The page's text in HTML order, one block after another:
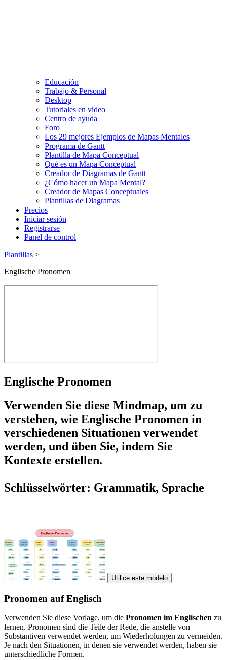
Educación
Trabajo & Personal
Desktop
Tutoriales en video
Centro de ayuda
Foro
Los 29 mejores Ejemplos de Mapas Mentales
Programa de Gantt
Plantilla de Mapa Conceptual
Qué es un Mapa Conceptual
Creador de Diagramas de Gantt
¿Cómo hacer un Mapa Mental?
Creador de Mapas Conceptuales
Plantillas de Diagramas
Precios
Iniciar sesión
Registrarse
Panel de control
Plantillas >
Englische Pronomen
Englische Pronomen
Verwenden Sie diese Mindmap, um zu
verstehen, wie Englische Pronomen in
verschiedenen Situationen verwendet
werden, und üben Sie, indem Sie
Kontexte erstellen.
Schlüsselwörter: Grammatik, Sprache
Utilice este modelo
Pronomen auf Englisch
Verwenden Sie diese Vorlage, um die Pronomen im Englischen zu
lernen. Pronomen sind die Teile der Rede, die anstelle von
Substantiven verwendet werden, um Wiederholungen zu vermeiden.
Je nach den Situationen, in denen sie verwendet werden, haben sie
unterschiedliche Formen.